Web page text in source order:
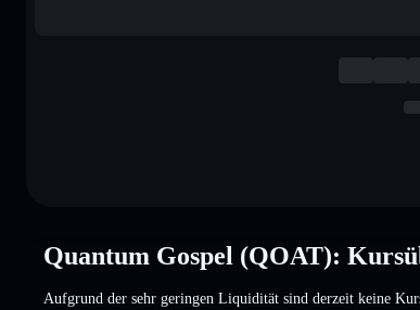
Quantum Gospel (QOAT):
Aufgrund der sehr geringen Liquidität sind derzeit keine